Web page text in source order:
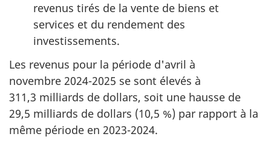
revenus tirés de la vente de biens et
services et du rendement des
investissements.
Les revenus pour la période d'avril à
novembre 2024-2025 se sont élevés à
311,3 milliards de dollars, soit une hausse de
29,5 milliards de dollars (10,5 %) par rapport à la
même période en 2023-2024.